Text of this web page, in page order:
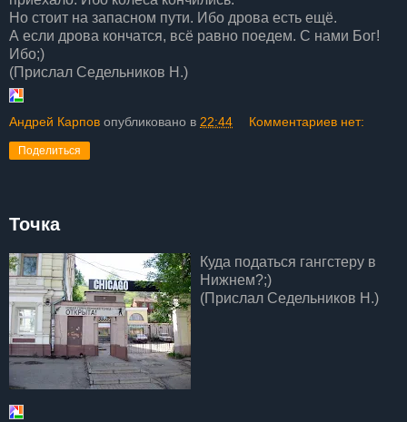
Но стоит на запасном пути. Ибо дрова есть ещё.
А если дрова кончатся, всё равно поедем. С нами Бог!
Ибо;)
(Прислал Седельников Н.)
Андрей Карпов опубликовано в 22:44 Комментариев нет:
Поделиться
Точка
Куда податься гангстеру в
Нижнем?;)
(Прислал Седельников Н.)